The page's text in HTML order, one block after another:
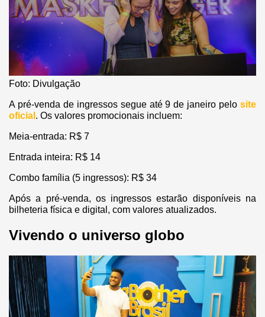
Foto: Divulgação
A pré-venda de ingressos segue até 9 de janeiro pelo site
oficial . Os valores promocionais incluem:
Meia-entrada: R$ 7
Entrada inteira: R$ 14
Combo família (5 ingressos): R$ 34
Após a pré-venda, os ingressos estarão disponíveis na
bilheteria física e digital, com valores atualizados.
Vivendo o universo globo